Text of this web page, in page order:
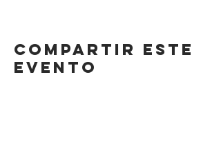
Compartir este
evento